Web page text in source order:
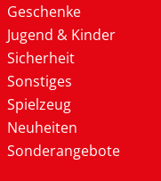
Geschenke
Jugend & Kinder
Sicherheit
Sonstiges
Spielzeug
Neuheiten
Sonderangebote